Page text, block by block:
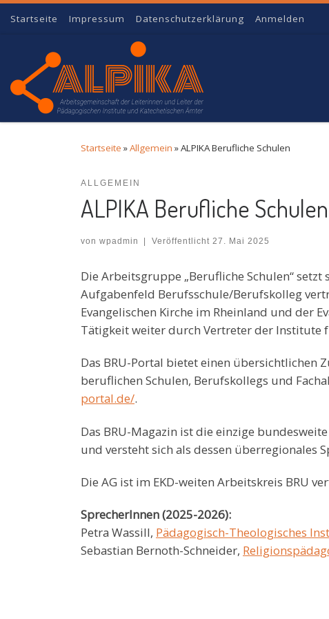
Zum Inhalt springen
Startseite Impressum Datenschutzerklärung Anmelden
Startseite »Allgemein »ALPIKA Berufliche Schulen
ALLGEMEIN
ALPIKA Berufliche Schulen
von wpadmin Veröffentlicht 27. Mai 2025
Die Arbeitsgruppe „Berufliche Schulen“
Aufgabenfeld Berufsschule/Berufskolleg
Evangelischen Kirche im Rheinland und der
Tätigkeit weiter durch Vertreter der Institute
Das BRU-Portal bietet einen übersichtlichen
beruflichen Schulen, Berufskollegs und
portal.de/.
Das BRU-Magazin ist die einzige
und versteht sich als dessen überregionales
Die AG ist im EKD-weiten Arbeitskreis BRU
SprecherInnen (2025-2026):
Petra Wassill, Pädagogisch-Theologisches
Sebastian Bernoth-Schneider,